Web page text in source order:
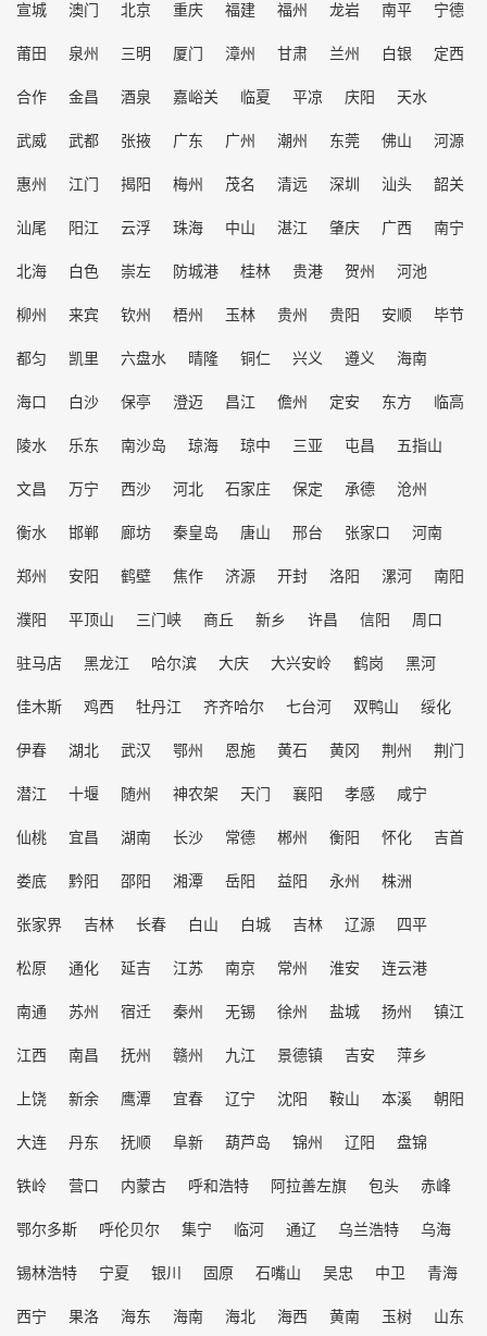
宣城
澳门 北京 重庆 福建 福州 龙岩 南平
宁德
莆田
泉州 三明 厦门 漳州 甘肃 兰州 白银
定西
合作
金昌 酒泉 嘉峪关 临夏 平凉 庆阳
天水
武威
武都 张掖 广东 广州 潮州 东莞 佛山
河源
惠州
江门 揭阳 梅州 茂名 清远 深圳 汕头
韶关
汕尾
阳江 云浮 珠海 中山 湛江 肇庆 广西
南宁
北海
白色 崇左 防城港 桂林 贵港 贺州
河池
柳州
来宾 钦州 梧州 玉林 贵州 贵阳 安顺
毕节
都匀
凯里 六盘水 晴隆 铜仁 兴义 遵义
海南
海口
白沙 保亭 澄迈 昌江 儋州 定安 东方
临高
陵水
乐东 南沙岛 琼海 琼中 三亚 屯昌
五指山
文昌
万宁 西沙 河北 石家庄 保定 承德
沧州
衡水
邯郸 廊坊 秦皇岛 唐山 邢台 张家口
河南
郑州
安阳 鹤壁 焦作 济源 开封 洛阳 漯河
南阳
濮阳
平顶山 三门峡 商丘 新乡 许昌 信阳
周口
驻马店
黑龙江 哈尔滨 大庆 大兴安岭 鹤岗
黑河
佳木斯
鸡西 牡丹江 齐齐哈尔 七台河 双鸭山
绥化
伊春
湖北 武汉 鄂州 恩施 黄石 黄冈 荆州
荆门
潜江
十堰 随州 神农架 天门 襄阳 孝感
咸宁
仙桃
宜昌 湖南 长沙 常德 郴州 衡阳 怀化
吉首
娄底
黔阳 邵阳 湘潭 岳阳 益阳 永州
株洲
张家界
吉林 长春 白山 白城 吉林 辽源
四平
松原
通化 延吉 江苏 南京 常州 淮安
连云港
南通
苏州 宿迁 秦州 无锡 徐州 盐城 扬州
镇江
江西
南昌 抚州 赣州 九江 景德镇 吉安
萍乡
上饶
新余 鹰潭 宜春 辽宁 沈阳 鞍山 本溪
朝阳
大连
丹东 抚顺 阜新 葫芦岛 锦州 辽阳
盘锦
铁岭
营口 内蒙古 呼和浩特 阿拉善左旗 包头
赤峰
鄂尔多斯
呼伦贝尔 集宁 临河 通辽 乌兰浩特
乌海
锡林浩特
宁夏 银川 固原 石嘴山 吴忠 中卫
青海
西宁
果洛 海东 海南 海北 海西 黄南 玉树
山东